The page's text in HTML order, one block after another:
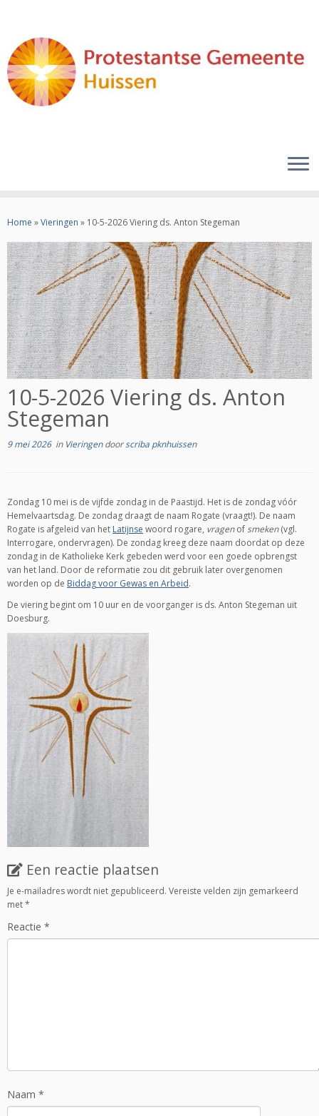
naarHome »Vieringen » 10-5-2026 Viering ds. Anton Stegeman
10-5-2026 Viering ds. Anton
Stegeman
9 mei 2026in Vieringendoorscriba pknhuissen
Zondag 10 mei is de vijfde zondag in de Paastijd. Het is de zondag vóór
Hemelvaartsdag. De zondag draagt de naam Rogate (vraagt!). De naam
Rogate is afgeleid van het Latijnse woord rogare, vragenofsmeken(vgl.
Interrogare, ondervragen). De zondag kreeg deze naam doordat op deze
zondag in de Katholieke Kerk gebeden werd voor een goede opbrengst
van het land. Door de reformatie zou dit gebruik later overgenomen
worden op de Biddag voor Gewas en Arbeid.
De viering begint om 10 uur en de voorganger is ds. Anton Stegeman uit
Doesburg.
Een reactie plaatsen
Je e-mailadres wordt niet gepubliceerd. Vereiste velden zijn gemarkeerd
met*
Reactie *
Naam *